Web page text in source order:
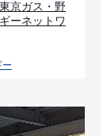
京ガス・野
ーネットワ
ー